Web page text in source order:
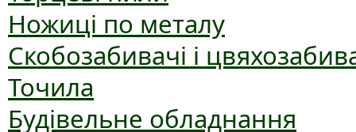
Ножиці по металу
Скобозабивачі і
Точила
Будівельне обладнання